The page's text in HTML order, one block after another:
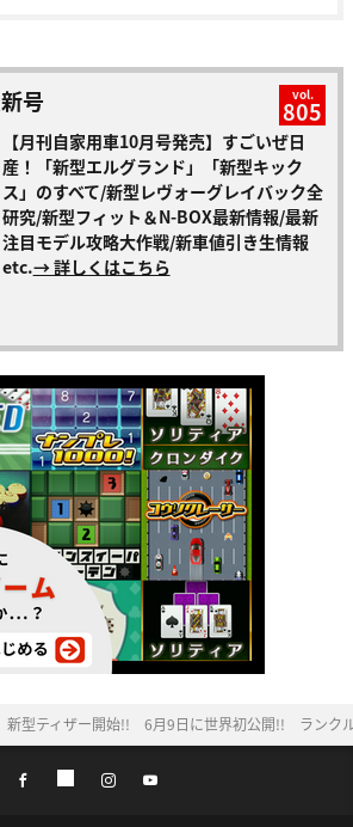
号 vol.
805
【月刊自家用車10月号発売】すごいぜ日
産！「新型エルグランド」「新型キック
ス」のすべて/新型レヴォーグレイバック全
研究/新型フィット＆N-BOX最新情報/最新
注目モデル攻略大作戦/新車値引き生情報
etc.→ 詳しくはこちら
新型ティザー開始!! 6月9日に世界初公開!! ランク